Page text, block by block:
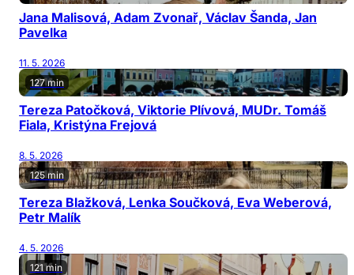
Jana Malisová, Adam Zvonař, Václav Šanda, Jan
Pavelka
11. 5. 2026
127 min
Tereza Patočková, Viktorie Plívová, MUDr. Tomáš
Fiala, Kristýna Frejová
8. 5. 2026
125 min
Tereza Blažková, Lenka Součková, Eva Weberová,
Petr Malík
4. 5. 2026
121 min